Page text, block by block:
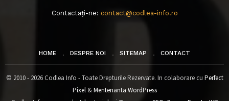
Contactați-ne: contact@codlea-info.ro
HOME DESPRE NOI SITEMAP CONTACT
© 2010 - 2026 Codlea Info - Toate Drepturile Rezervate. In colaborare cu Perfect
Pixel&Mentenanta WordPress